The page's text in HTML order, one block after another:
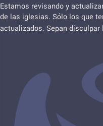
Estamos revisando y
de las iglesias. Sólo los que
actualizados. Sepan